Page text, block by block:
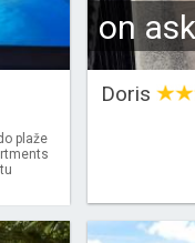
plaže
on ask
Doris